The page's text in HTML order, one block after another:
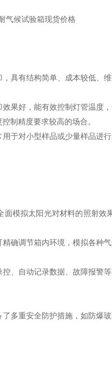
，具有结构简单、成本较低、
效果好，能有效控制灯管温度
制精度要求较高的场合。
用于对小型样品或少量样品进
面模拟太阳光对材料的照射
确调节箱内环境，模拟各种
控、自动记录数据、故障报警
多重安全防护措施，如防爆